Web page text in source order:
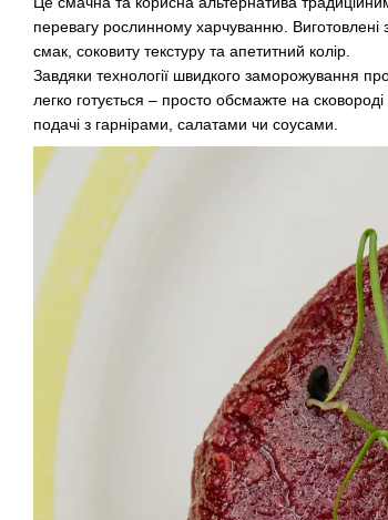
перевагу рослинному харчуванню.
смак, соковиту текстуру та апетитний колір.
Завдяки технології швидкого заморожування
легко готується – просто обсмажте на
подачі з гарнірами, салатами чи соусами.